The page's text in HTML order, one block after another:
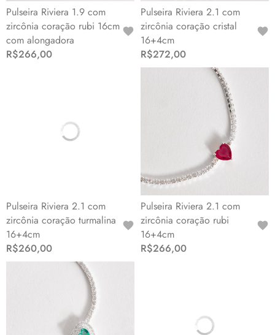
Pulseira Riviera 1.9 com
zircônia coração rubi 16cm
com alongadora
R$266,00
Pulseira Riviera 2.1 com
zircônia coração cristal
16+4cm
R$272,00
Pulseira Riviera 2.1 com
zircônia coração turmalina
16+4cm
R$260,00
Pulseira Riviera 2.1 com
zircônia coração rubi
16+4cm
R$266,00